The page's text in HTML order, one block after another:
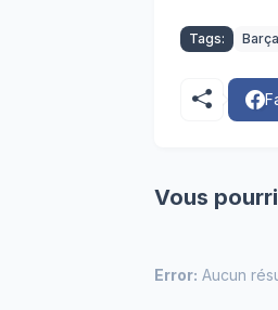
Tags: Barça
Vous
Error: Aucun